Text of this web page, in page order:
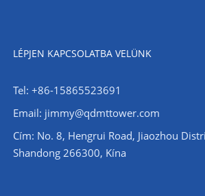
LÉPJEN KAPCSOLATBA VELÜNK
Tel: +86-15865523691
Email: jimmy@qdmttower.com
Cím: No. 8, Hengrui Road, Jiaozhou
Shandong 266300, Kína